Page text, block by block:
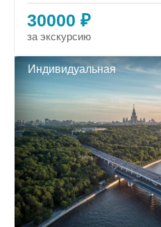
30000 ₽
за экскурсию
Индивидуальная